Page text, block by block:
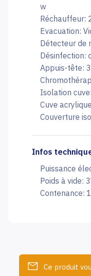
w
Réchauffeur:
Evacuation:
Détecteur de
Désinfection:
Appuis-tête: 3
Isolation
Cuve
Couverture
Infos
Puissance
Poids à vide:
Contenance:
Ce produit